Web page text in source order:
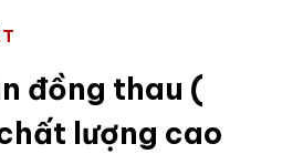
đồng thau (
lượng cao